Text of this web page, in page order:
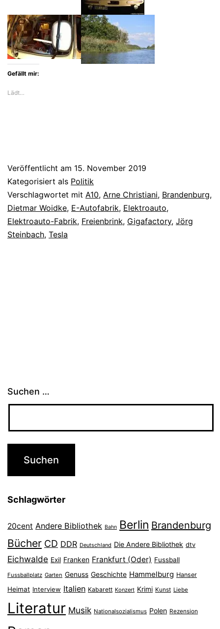
Tesla-
Sorgen
Gefällt mir:
Lädt…
Veröffentlicht am 15. November 2019
Kategorisiert als Politik
Verschlagwortet mit A10, Arne Christiani, Brandenburg,
Dietmar Woidke, E-Autofabrik, Elektroauto,
Elektroauto-Fabrik, Freienbrink, Gigafactory, Jörg
Steinbach, Tesla
Suchen …
Schlagwörter
20cent Andere Bibliothek Bahn Berlin Brandenburg
Bücher CD DDR Deutschland Die Andere Bibliothek dtv
Eichwalde Exil Franken Frankfurt (Oder) Fussball
Fussballplatz Garten Genuss Geschichte Hammelburg Hanser
Heimat Interview Italien Kabarett Konzert Krimi Kunst Liebe
Literatur Musik Nationalsozialismus Polen Rezension